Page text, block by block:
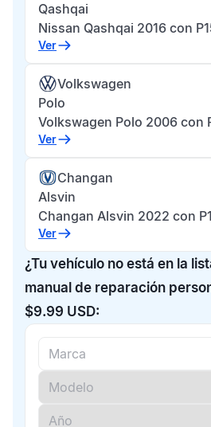
Qashqai
Nissan Qashqai 2016 con
Ver
Volkswagen
Polo
Volkswagen Polo 2006 con
Ver
Changan
Alsvin
Changan Alsvin 2022 con
Ver
¿Tu vehículo no está en la
manual de reparación
$9.99 USD: